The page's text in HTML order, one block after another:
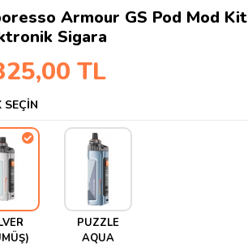
Armour GS Pod Mod Kit
Sigara
TL
SEÇİN
PUZZLE
AQUA